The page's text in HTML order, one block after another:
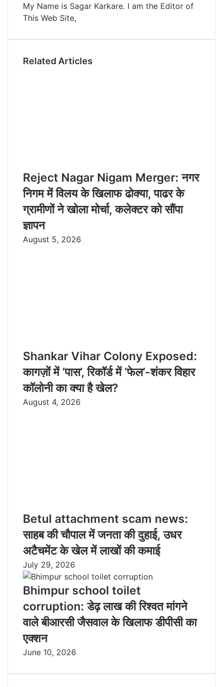
My Name is Sagar Karkare. I am the Editor of
This Web Site,
Related Articles
Reject Nagar Nigam Merger: नगर
निगम में विलय के खिलाफ ढोक्या, पाढर के
ग्रामीणों ने खोला मोर्चा, कलेक्टर को सौंपा
ज्ञापन
August 5, 2026
Shankar Vihar Colony Exposed:
कागज़ों में ‘पास’, रिकॉर्ड में ‘फेल’-शंकर विहार
कॉलोनी का क्या है खेल?
August 4, 2026
Betul attachment scam news:
साहब की चौपाल में जनता की दुहाई, उधर
अटैचमेंट के खेल में लाखों की कमाई
July 29, 2026
Bhimpur school toilet
corruption: डेढ़ लाख की रिश्वत मांगने
वाले बीआरसी जैसवाल के खिलाफ डीपीसी का
एक्शन
June 10, 2026